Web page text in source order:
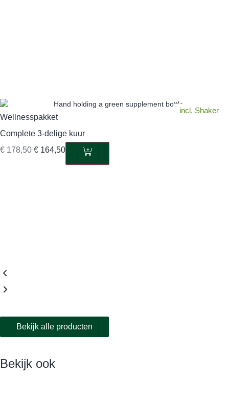
incl. Shaker
Wellnesspakket
Complete 3-delige kuur
€ 178,50 € 164,50
Bekijk alle producten
Bekijk ook